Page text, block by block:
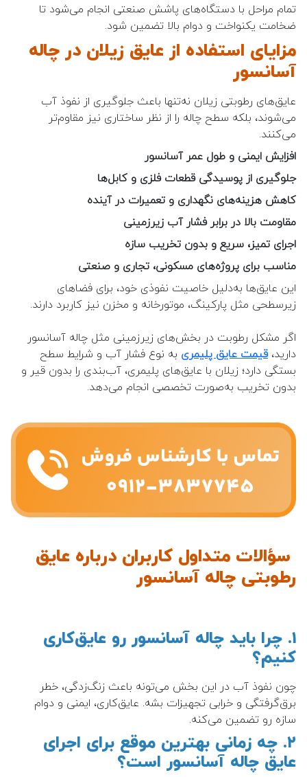
تمام مراحل با دستگاه‌های پاشش صنعتی انجام می‌شود تا
ضخامت یکنواخت و دوام بالا تضمین شود.
مزایای استفاده از عایق زیلان در چاله
آسانسور
عایق‌های رطوبتی زیلان نه‌تنها باعث جلوگیری از نفوذ آب
می‌شوند، بلکه سطح چاله را از نظر ساختاری نیز مقاوم‌تر
می‌کنند.
افزایش ایمنی و طول عمر آسانسور
جلوگیری از پوسیدگی قطعات فلزی و کابل‌ها
کاهش هزینه‌های نگهداری و تعمیرات در آینده
مقاومت بالا در برابر فشار آب زیرزمینی
اجرای تمیز، سریع و بدون تخریب سازه
مناسب برای پروژه‌های مسکونی، تجاری و صنعتی
این عایق‌ها به‌دلیل خاصیت نفوذی خود، برای فضاهای
زیرسطحی مثل پارکینگ، موتورخانه و مخزن نیز کاربرد دارند.
اگر مشکل رطوبت در بخش‌های زیرزمینی مثل چاله آسانسور
دارید،قیمت عایق پلیمری به نوع فشار آب و شرایط سطح
بستگی دارد؛ زیلان با عایق‌های پلیمری، آب‌بندی را بدون قیر و
بدون تخریب به‌صورت تخصصی انجام می‌دهد.
سؤالات متداول کاربران درباره عایق
رطوبتی چاله آسانسور
۱. چرا باید چاله آسانسور رو عایق‌کاری
کنیم؟
چون نفوذ آب در این بخش می‌تونه باعث زنگ‌زدگی، خطر
برق‌گرفتگی و خرابی تجهیزات بشه. عایق‌کاری، ایمنی و دوام
سازه رو تضمین می‌کنه.
۲. چه زمانی بهترین موقع برای اجرای
عایق چاله آسانسور است؟